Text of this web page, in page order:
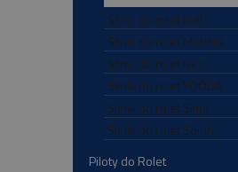
Silnik do rolet Inel
Silnik do rolet Mobilus
Silnik do rolet Nice
Silnik do rolet YOODA
Silnik do rolet Simu
Silnik do rolet Somfy
Piloty do Rolet